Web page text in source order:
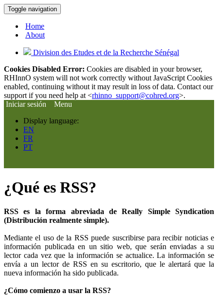
Toggle navigation
Home
About
Division des Etudes et de la Recherche Sénégal
Cookies Disabled Error: Cookies are disabled in your browser,
RHInnO system will not work correctly without JavaScript Cookies
enabled, continuing without it may result in loss of data. Contact our
support if you need help at <rhinno_support@cohred.org>.
Iniciar sesión
Menu
Display language:
EN
FR
PT
¿Qué es RSS?
RSS es la forma abreviada de Really Simple Syndication
(Distribución realmente simple).
Mediante el uso de la RSS puede suscribirse para recibir noticias e
información publicada en un sitio web, que serán enviadas a su
lector cada vez que la información se actualice. La información se
envía a un lector de RSS en su escritorio, que le alertará que la
nueva información ha sido publicada.
¿Cómo comienzo a usar la RSS?